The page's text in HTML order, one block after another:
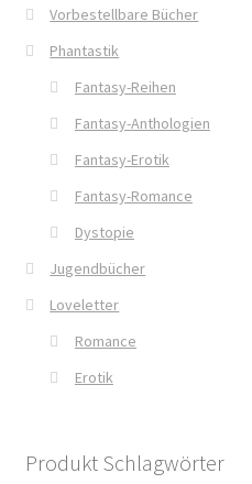
Verliebte Jungs
Verlockende Spiele
Weil wir Mädchen sind
Welcome
Widerrufsbelehrung
Vorbestellbare Bücher
Phantastik
Fantasy-Reihen
Fantasy-Anthologien
Fantasy-Erotik
Fantasy-Romance
Dystopie
Jugendbücher
Loveletter
Romance
Erotik
Produkt Schlagwörter